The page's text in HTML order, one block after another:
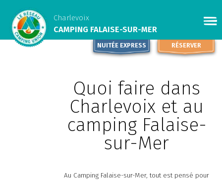
Charlevoix
CAMPING FALAISE-SUR-MER
RÉSERVER
NUITÉE EXPRESS
Quoi faire dans
Charlevoix et au
camping Falaise-
sur-Mer
Au Camping Falaise-sur-Mer, tout est pensé pour